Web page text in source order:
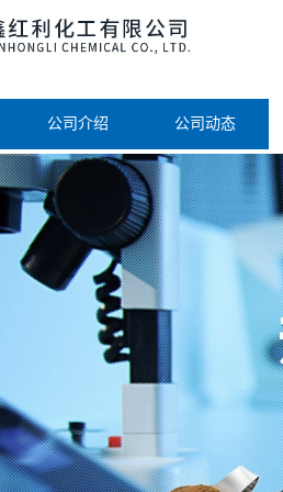
公司介绍 公司动态